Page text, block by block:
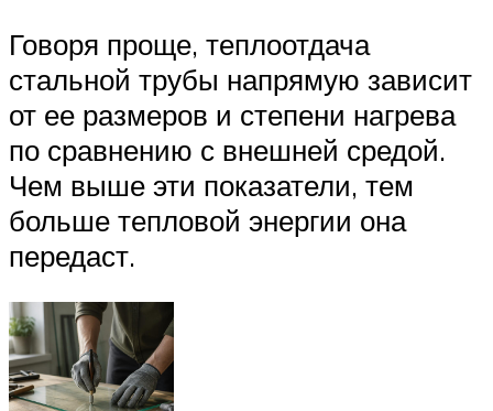
Говоря проще, теплоотдача
стальной трубы напрямую зависит
от ее размеров и степени нагрева
по сравнению с внешней средой.
Чем выше эти показатели, тем
больше тепловой энергии она
передаст.